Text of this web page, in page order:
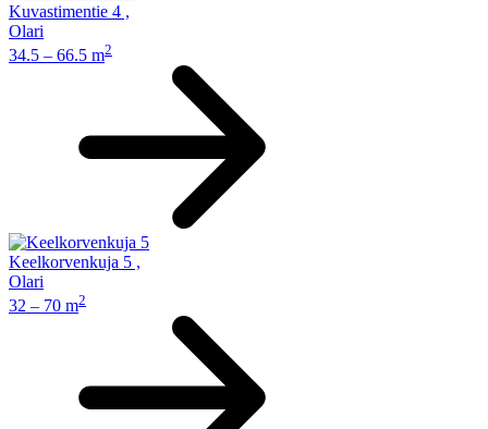
Kuvastimentie 4 ,
Olari
34.5 – 66.5 m2
Keelkorvenkuja 5 ,
Olari
32 – 70 m2